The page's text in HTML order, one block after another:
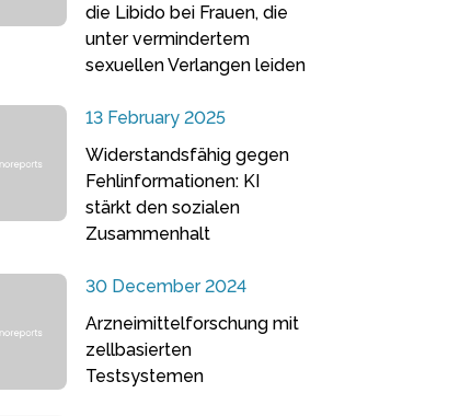
die Libido bei Frauen, die
unter vermindertem
sexuellen Verlangen leiden
13 February 2025
Widerstandsfähig gegen
Fehlinformationen: KI
stärkt den sozialen
Zusammenhalt
30 December 2024
Arzneimittelforschung mit
zellbasierten
Testsystemen